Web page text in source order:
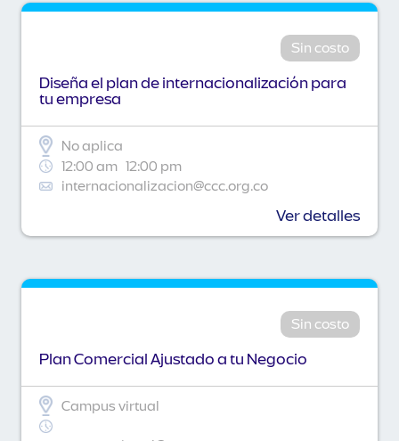
Sin costo
Diseña el plan de internacionalización para
tu empresa
No aplica
12:00 am 12:00 pm
internacionalizacion@ccc.org.co
Ver detalles
Sin costo
Plan Comercial Ajustado a tu Negocio
Campus virtual